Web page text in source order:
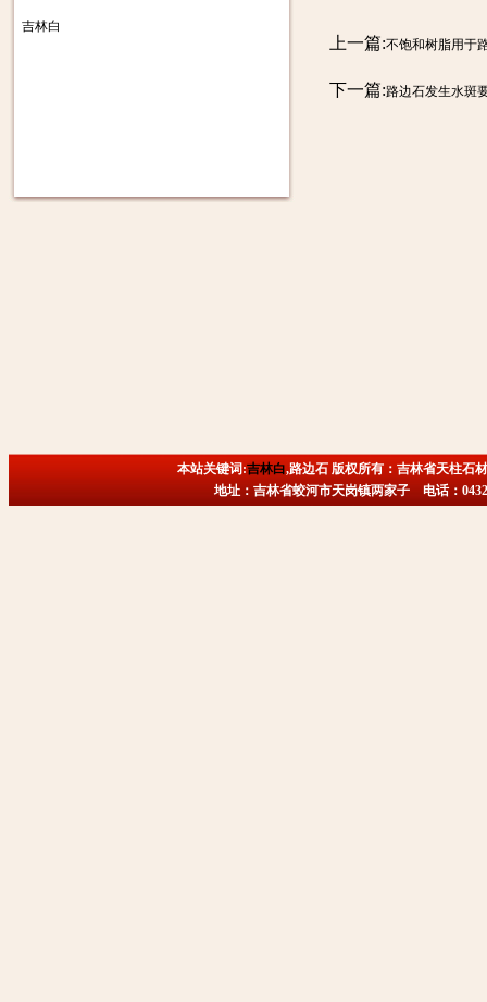
吉林白
上一篇:不饱和树脂用于
下一篇:路边石发生水斑
本站关键词:吉林白,路边石 版权所有：吉林省天柱石
地址：吉林省蛟河市天岗镇两家子 电话：